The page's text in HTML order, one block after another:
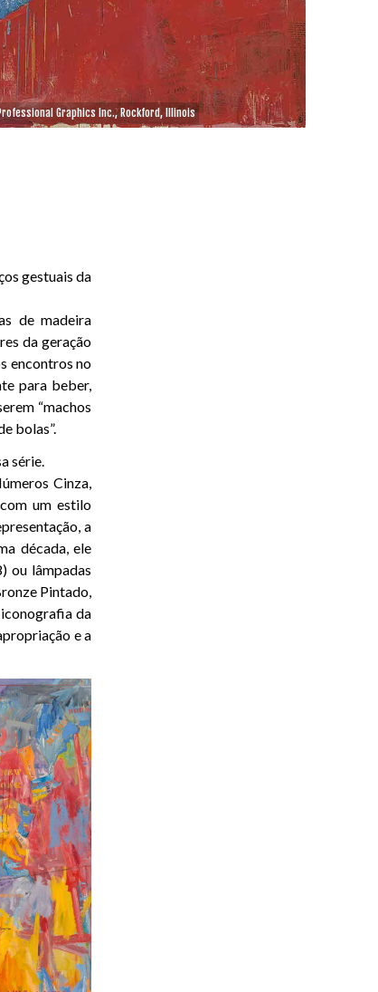
Graphics Inc., Rockford, Illinois
gestuais da
de madeira
da geração
encontros no
para beber,
“machos
bolas”.
série.
Cinza,
um estilo
a
década, ele
ou lâmpadas
Pintado,
da
e a